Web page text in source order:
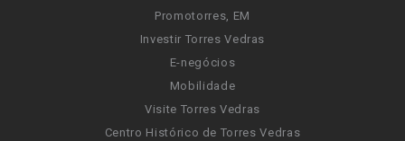
Promotorres, EM
Investir Torres Vedras
E-negócios
Mobilidade
Visite Torres Vedras
Centro Histórico de Torres Vedras